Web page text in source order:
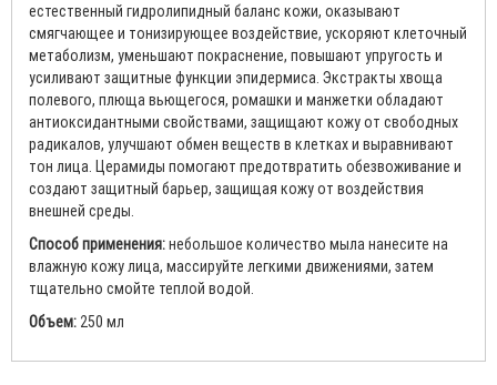
естественный гидролипидный баланс кожи, оказывают
смягчающее и тонизирующее воздействие, ускоряют клеточный
метаболизм, уменьшают покраснение, повышают упругость и
усиливают защитные функции эпидермиса. Экстракты хвоща
полевого, плюща вьющегося, ромашки и манжетки обладают
антиоксидантными свойствами, защищают кожу от свободных
радикалов, улучшают обмен веществ в клетках и выравнивают
тон лица. Церамиды помогают предотвратить обезвоживание и
создают защитный барьер, защищая кожу от воздействия
внешней среды.
Способ применения:небольшое количество мыла нанесите на
влажную кожу лица, массируйте легкими движениями, затем
тщательно смойте теплой водой.
Объем: 250 мл